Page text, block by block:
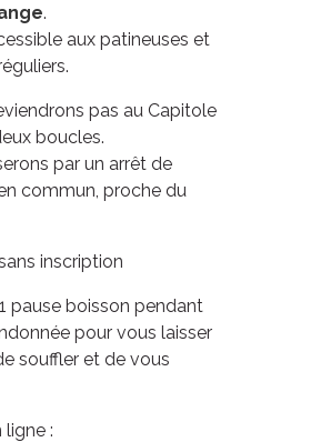
.
aux patineuses et
pas au Capitole
boucles.
par un arrêt de
commun, proche du
inscription
pause boisson pendant
pour vous laisser
souffler et de vous
ligne :